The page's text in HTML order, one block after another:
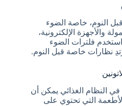
النوم، خاصة الضوء
والأجهزة الإلكترونية،
استخدم فلترات الضوء
نظارات خاصة قبل النوم.
في النظام الغذائي يمكن أن
التي تحتوي على